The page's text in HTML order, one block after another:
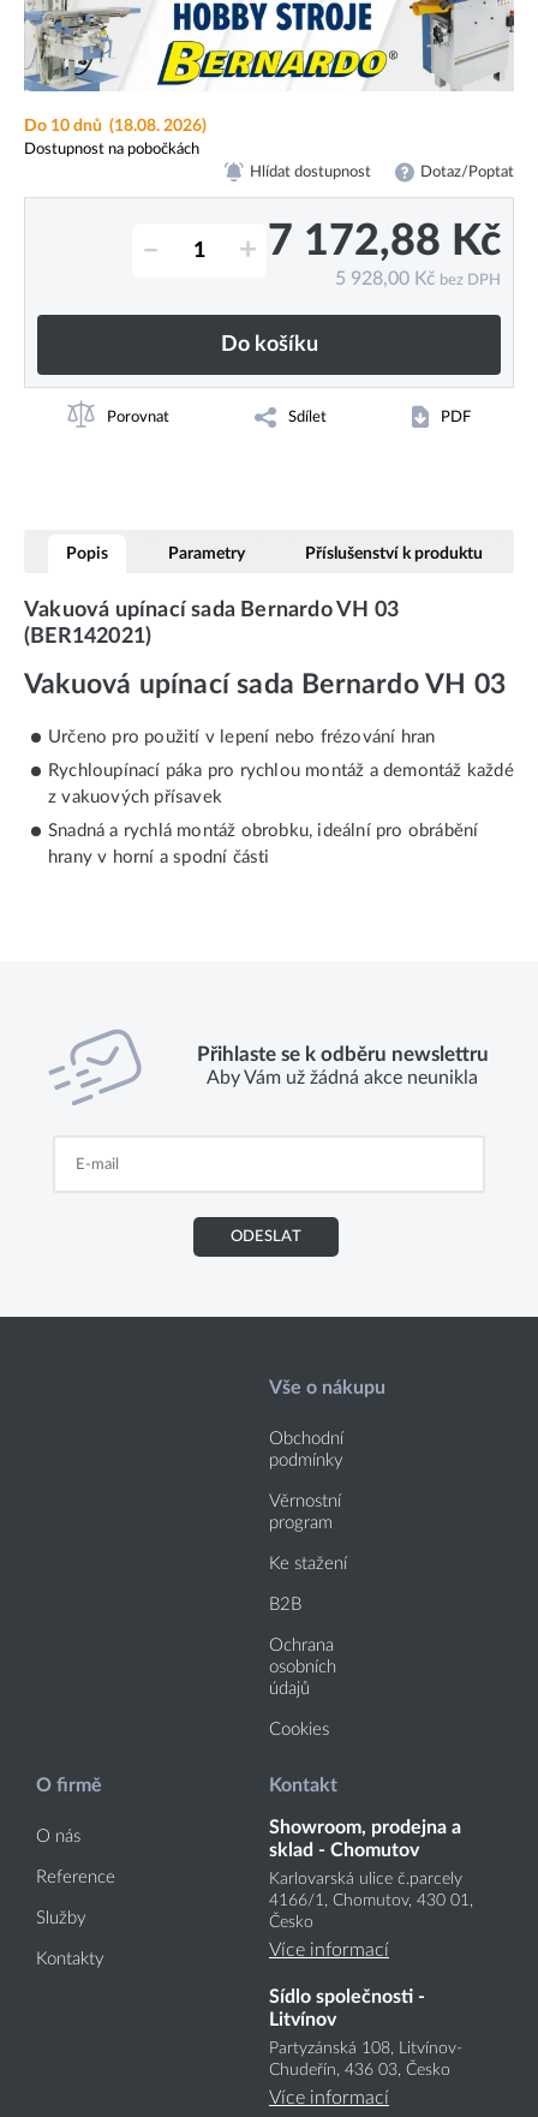
Do 10 dnů (18.08. 2026)
Dostupnost na pobočkách
Hlídat dostupnost Dotaz/Poptat
– + 7 172,88 Kč
5 928,00 Kč bez DPH
Do košíku
Porovnat Sdílet PDF
Popis Parametry Příslušenství k produktu
Vakuová upínací sada Bernardo VH 03
(BER142021)
Vakuová upínací sada Bernardo VH 03
Určeno pro použití v lepení nebo frézování hran
Rychloupínací páka pro rychlou montáž a demontáž každé
z vakuových přísavek
Snadná a rychlá montáž obrobku, ideální pro obrábění
hrany v horní a spodní části
Přihlaste se k odběru newslettru
Aby Vám už žádná akce neunikla
ODESLAT
Vše o nákupu
Obchodní
podmínky
Věrnostní
program
Ke stažení
B2B
Ochrana
osobních
údajů
Cookies
O firmě
O nás
Reference
Služby
Kontakty
Kontakt
Showroom, prodejna a
sklad - Chomutov
Karlovarská ulice č.parcely
4166/1, Chomutov, 430 01,
Česko
Více informací
Sídlo společnosti -
Litvínov
Partyzánská 108, Litvínov-
Chudeřín, 436 03, Česko
Více informací